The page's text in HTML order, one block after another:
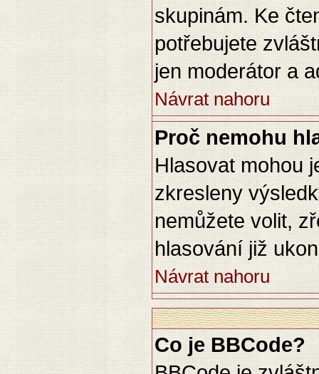
skupinám. Ke
potřebujete
jen moderátor a
Návrat nahoru
Proč nemohu
Hlasovat mohou
zkresleny
nemůžete volit,
hlasování již
Návrat nahoru
Co je BBCode?